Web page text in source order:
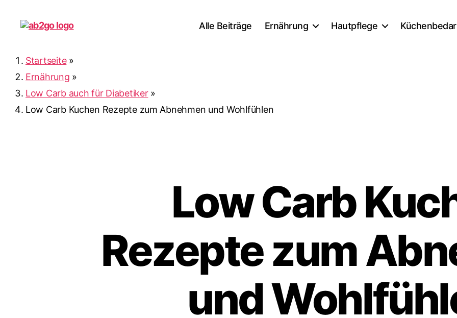
Alle Beiträge Ernährung Hautpflege
Startseite»
Ernährung »
Low Carb auch für Diabetiker»
Low Carb Kuchen Rezepte zum Abnehmen und Wohlfühlen
Low Carb
Rezepte zum
und